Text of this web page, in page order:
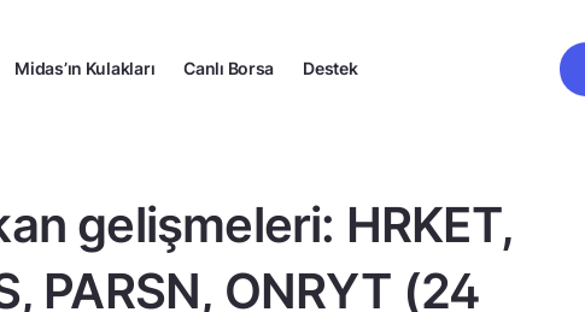
Midas’ın Kulakları Canlı Borsa Destek
gelişmeleri: HRKET,
PARSN, ONRYT (24